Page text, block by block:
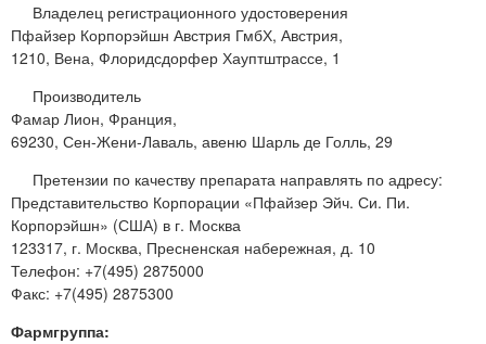
Владелец регистрационного удостоверения
Пфайзер Корпорэйшн Австрия ГмбХ, Австрия,
1210, Вена, Флоридсдорфер Хауптштрассе, 1
Производитель
Фамар Лион, Франция,
69230, Сен-Жени-Лаваль, авеню Шарль де Голль, 29
Претензии по качеству препарата направлять по адресу:
Представительство Корпорации «Пфайзер Эйч. Си. Пи.
Корпорэйшн» (США) в г. Москва
123317, г. Москва, Пресненская набережная, д. 10
Телефон: +7(495) 2875000
Факс: +7(495) 2875300
Фармгруппа: